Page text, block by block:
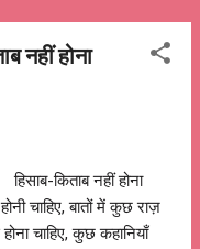
नहीं होना
किताब नहीं होना
होनी चाहिए, बातों में कुछ राज़
चाहिए, कुछ कहानियाँ